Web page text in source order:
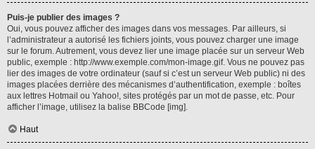
Puis-je publier des images ?
Oui, vous pouvez afficher des images dans vos messages. Par ailleurs, si
l’administrateur a autorisé les fichiers joints, vous pouvez charger une image
sur le forum. Autrement, vous devez lier une image placée sur un serveur Web
public, exemple : http://www.exemple.com/mon-image.gif. Vous ne pouvez pas
lier des images de votre ordinateur (sauf si c’est un serveur Web public) ni des
images placées derrière des mécanismes d’authentification, exemple : boîtes
aux lettres Hotmail ou Yahoo!, sites protégés par un mot de passe, etc. Pour
afficher l’image, utilisez la balise BBCode [img].
Haut